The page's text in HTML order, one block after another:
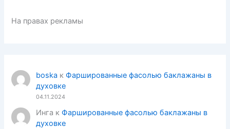
На правах рекламы
boska к Фаршированные фасолью баклажаны в
духовке
04.11.2024
Инга к Фаршированные фасолью баклажаны в
духовке